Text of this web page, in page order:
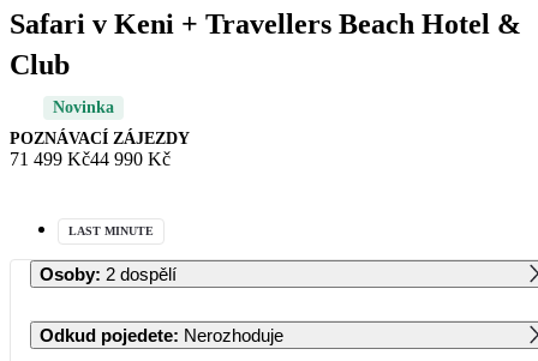
Safari v Keni + Travellers Beach Hotel &
Club
Novinka
POZNÁVACÍ ZÁJEZDY
71 499 Kč44 990 Kč
LAST MINUTE
Osoby: 2 dospělí
Odkud pojedete: Nerozhoduje